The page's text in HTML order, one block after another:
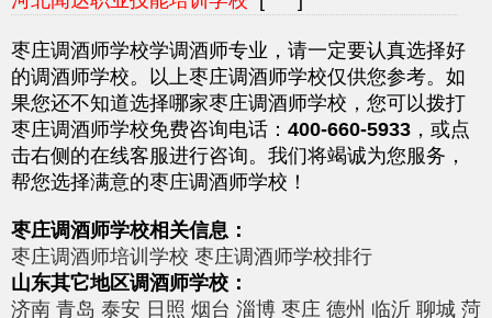
枣庄调酒师学校学调酒师专业，请一定要认真选择好
的调酒师学校。以上枣庄调酒师学校仅供您参考。如
果您还不知道选择哪家枣庄调酒师学校，您可以拨打
枣庄调酒师学校免费咨询电话： 400-660-5933 ，或点
击右侧的在线客服进行咨询。我们将竭诚为您服务，
帮您选择满意的枣庄调酒师学校！
枣庄调酒师学校相关信息：
枣庄调酒师培训学校 枣庄调酒师学校排行
山东其它地区调酒师学校：
济南 青岛 泰安 日照 烟台 淄博 枣庄 德州 临沂 聊城 菏